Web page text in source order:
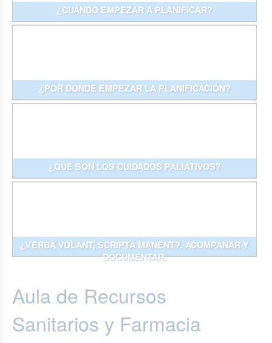
¿CUÁNDO EMPEZAR A PLANIFICAR?
¿POR DÓNDE EMPEZAR LA PLANIFICACIÓN?
¿QUÉ SON LOS CUIDADOS PALIATIVOS?
¿VERBA VOLANT, SCRIPTA MANENT?. ACOMPAÑAR Y
DOCUMENTAR.
Aula de Recursos
Sanitarios y Farmacia